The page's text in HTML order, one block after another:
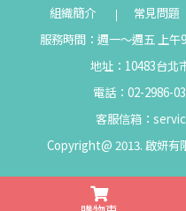
組織簡介 常見問題
服務時間：週一～週五 上
地址：10483台北
電話：02-2986-
客服信箱：
Copyright@ 2013. 啟妍有